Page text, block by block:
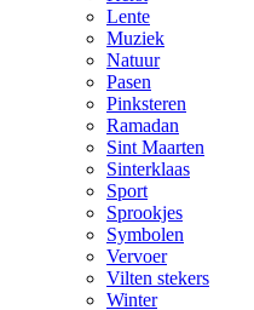
Lente
Muziek
Natuur
Pasen
Pinksteren
Ramadan
Sint Maarten
Sinterklaas
Sport
Sprookjes
Symbolen
Vervoer
Vilten stekers
Winter